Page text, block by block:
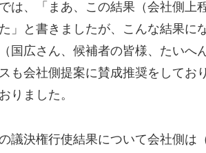
は、「まあ、この結果（会社側上
」と書きましたが、こんな結果に
国広さん、候補者の皆様、たいへ
も会社側提案に賛成推奨をしてお
りました。
議決権行使結果について会社側は